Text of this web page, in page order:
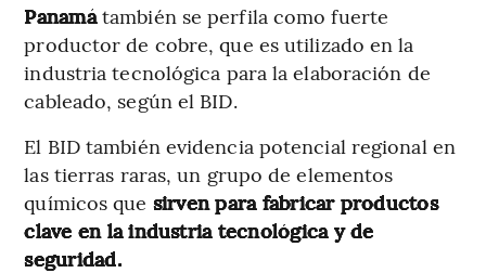
Panamátambién se perfila como fuerte
productor de cobre, que es utilizado en la
industria tecnológica para la elaboración de
cableado, según el BID.
El BID también evidencia potencial regional en
las tierras raras, un grupo de elementos
químicos que sirven para fabricar productos
clave en la industria tecnológica y de
seguridad.